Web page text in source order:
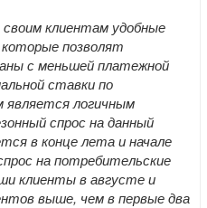
клиентам удобные
позволят
с меньшей платежной
ставки по
логичным
спрос на данный
в конце лета и начале
на потребительские
клиенты в августе и
выше, чем в первые два